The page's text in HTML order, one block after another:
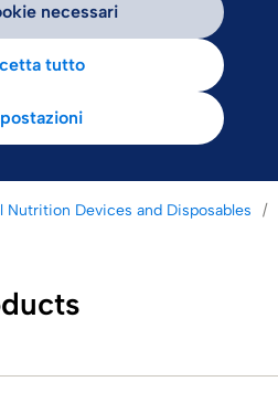
Nutrition Devices and Disposables
necessari
tutto